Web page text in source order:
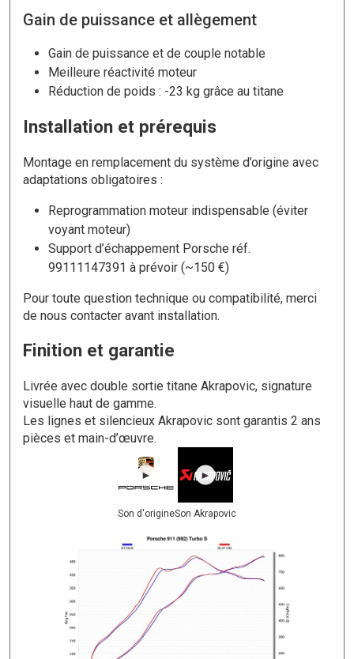
Gain de puissance et allègement
Gain de puissance et de couple notable
Meilleure réactivité moteur
Réduction de poids : -23 kg grâce au titane
Installation et prérequis
Montage en remplacement du système d’origine avec
adaptations obligatoires :
Reprogrammation moteur indispensable (éviter
voyant moteur)
Support d’échappement Porsche réf.
99111147391 à prévoir (~150 €)
Pour toute question technique ou compatibilité, merci
de nous contacter avant installation.
Finition et garantie
Livrée avec double sortie titane Akrapovic, signature
visuelle haut de gamme.
Les lignes et silencieux Akrapovic sont garantis 2 ans
pièces et main-d’œuvre.
►
Son d'origine
►
Son Akrapovic